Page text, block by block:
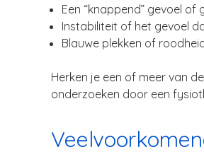
Een “knappend” gevoel
Instabiliteit of het gevoel
Blauwe plekken of
Herken je een of meer van
onderzoeken door een